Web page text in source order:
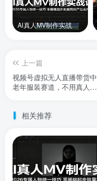
AI真人MV制作实战课：2026专属人物统一技巧，零基础起步批量高效产出成片
上一篇
视频号虚拟无人直播带货中
老年服装赛道，不用真人出
相关推荐